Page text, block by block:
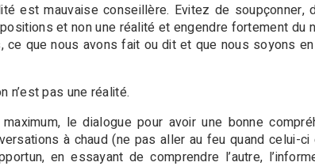
est mauvaise conseillère. Evitez de
et non une réalité et engendre fortement du
ce que nous avons fait ou dit et que nous soyons
n’est pas une réalité.
le dialogue pour avoir une bonne
à chaud (ne pas aller au feu quand celui-
en essayant de comprendre l’autre,